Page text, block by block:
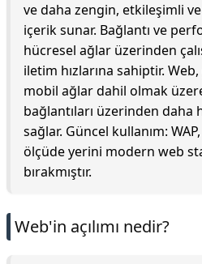
ve daha zengin, etkileşimli
içerik sunar. Bağlantı ve
hücresel ağlar üzerinden
iletim hızlarına sahiptir.
mobil ağlar dahil olmak
bağlantıları üzerinden daha
sağlar. Güncel kullanım:
ölçüde yerini modern web
bırakmıştır.
Web'in açılımı nedir?